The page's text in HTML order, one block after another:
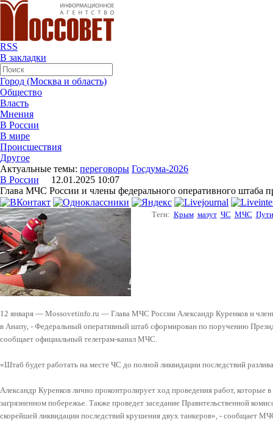
RSS
В закладки
Город (Москва и область)
Общество
Власть
Мнения
В России
В мире
Происшествия
Другое
Актуальные темы: переговоры Госдума-2026
В России 12.01.2025 10:07
Глава МЧС России и члены федерального оперативного штаба
Теги: Крым мазут ЧС МЧС
12 января — Mossovetinfo.ru — Глава МЧС России Александр Куренков и
в Анапу, - Федеральный оперативный штаб сформирован по поручению
сообщает официальный телеграм-канал МЧС.
«Штаб будет работать на месте ЧС до полной ликвидации последствий
Александр Куренков лично проконтролирует ход проведения работ, которые
загрязненном побережье. Также проведет заседание Правительственной
скорейшей ликвидации последствий крушения двух танкеров», - сообщает